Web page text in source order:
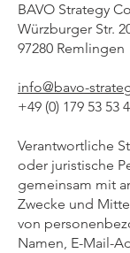
BAVO Strategy
Würzburger Str.
97280 Remlingen
info@bavo-
+49 (0) 179 53 53
Verantwortliche
oder juristische
gemeinsam mit
Zwecke und
von
Namen, E-Mail-